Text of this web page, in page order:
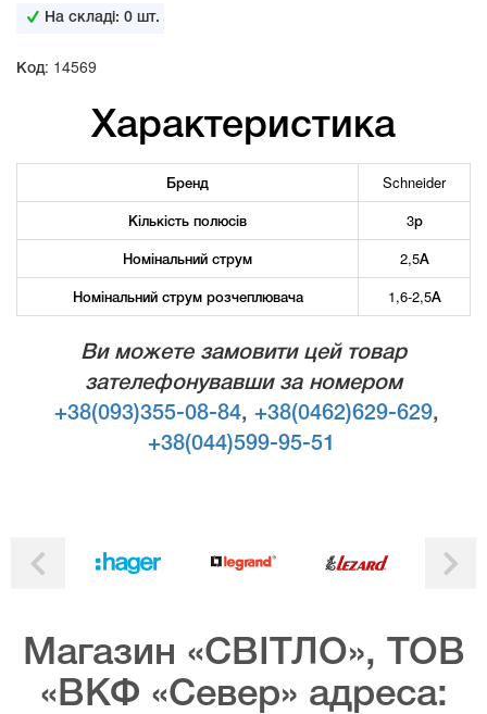
На складі:0 шт.
Код: 14569
Характеристика
Бренд
Schneider
Кількість полюсів
3р
Номінальний струм
2,5А
Номінальний струм розчеплювача
1,6-2,5А
Ви можете замовити цей товар
зателефонувавши за номером
+38(093)355-08-84, +38(0462)629-629,
+38(044)599-95-51
Магазин «СВІТЛО», ТОВ
«ВКФ «Север» адреса: